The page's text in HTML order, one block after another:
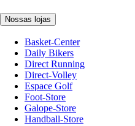
Nossas lojas
Basket-Center
Daily Bikers
Direct Running
Direct-Volley
Espace Golf
Foot-Store
Galope-Store
Handball-Store